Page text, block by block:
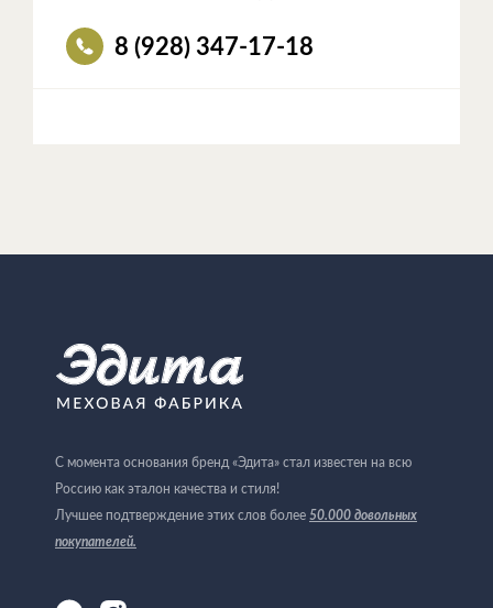
8 (928) 347-17-18
С момента основания бренд «Эдита» стал известен на всю
Россию как эталон качества и стиля!
Лучшее подтверждение этих слов более 50.000 довольных
покупателей.